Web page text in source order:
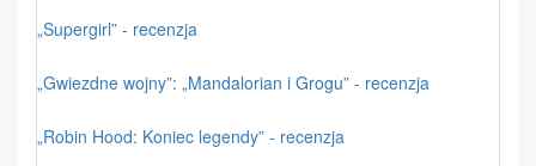
„Supergirl” - recenzja
„Gwiezdne wojny”: „Mandalorian i Grogu” - recenzja
„Robin Hood: Koniec legendy” - recenzja